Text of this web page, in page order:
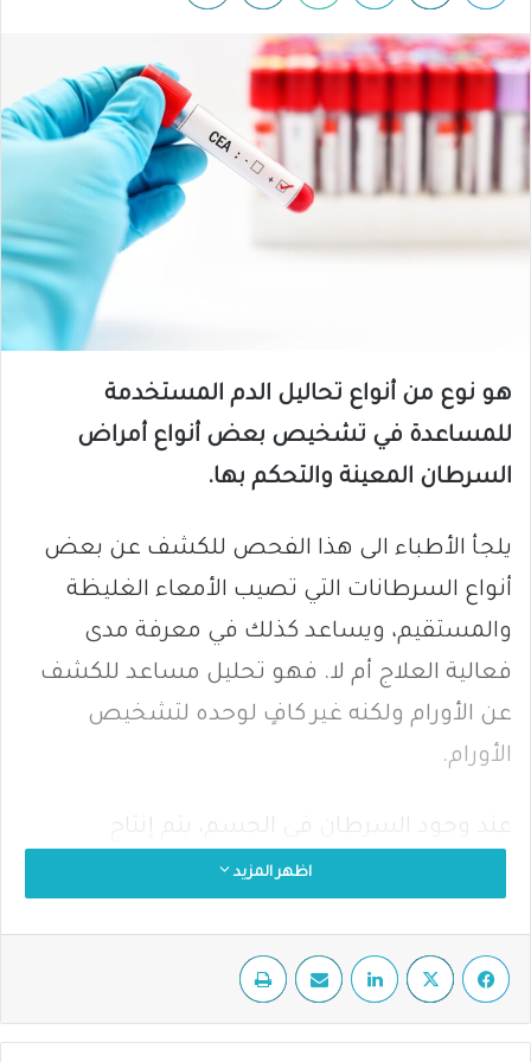
هو نوع من أنواع تحاليل الدم المستخدمة
للمساعدة في تشخيص بعض أنواع أمراض
السرطان المعينة والتحكم بها.
يلجأ الأطباء الى هذا الفحص للكشف عن بعض
أنواع السرطانات التي تصيب الأمعاء الغليظة
والمستقيم، ويساعد كذلك في معرفة مدى
فعالية العلاج أم لا. فهو تحليل مساعد للكشف
عن الأورام ولكنه غير كافٍ لوحده لتشخيص
الأورام.
عند وجود السرطان في الجسم، يتم إنتاج
مستضد يُطلق عليه اسم CEA
عنه من خلال هذا الفحص.
يطلب الطبيب هذا الفحص للبحث عن الخلايا
اظهر المزيد
فيسبوك لينكدإن مشاركة عبر البريد